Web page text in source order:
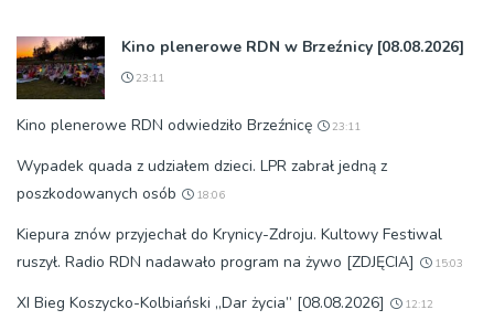
Kino plenerowe RDN w Brzeźnicy [08.08.2026]
23:11
Kino plenerowe RDN odwiedziło Brzeźnicę 23:11
Wypadek quada z udziałem dzieci. LPR zabrał jedną z
poszkodowanych osób
18:06
Kiepura znów przyjechał do Krynicy-Zdroju. Kultowy Festiwal
ruszył. Radio RDN nadawało program na żywo [ZDJĘCIA]
15:03
XI Bieg Koszycko-Kolbiański „Dar życia” [08.08.2026] 12:12